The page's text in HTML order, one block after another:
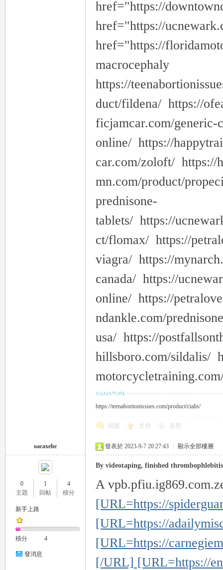
href="https://
href="https://
href="https://
macrocephaly
https://
duct/fildena/ https://
ficjamcar.com/generic-
online/ https://
car.com/zoloft/ https://
mn.com/product/
prednisone-
tablets/ https://
ct/flomax/ https://
viagra/ https://
canada/ https://
online/ https://
ndankle.com/
usa/ https://
hillsboro.com/sildalis/
https://teenabortionissues.com/product/cialis/
回復 支持 反對
oacaxehe
0
主題
1
回帖
4
積分
新手上路
積分 4
發消息
發表於 2023-9-7 20:27:43 顯示全部樓層
By videotaping, finished
A
[URL=https://
[URL=https://
[URL=https://
[/URL] [URL=https://